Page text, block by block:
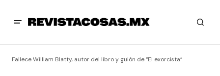
Fallece William Blatty, autor del libro y guión de “El exorcista”